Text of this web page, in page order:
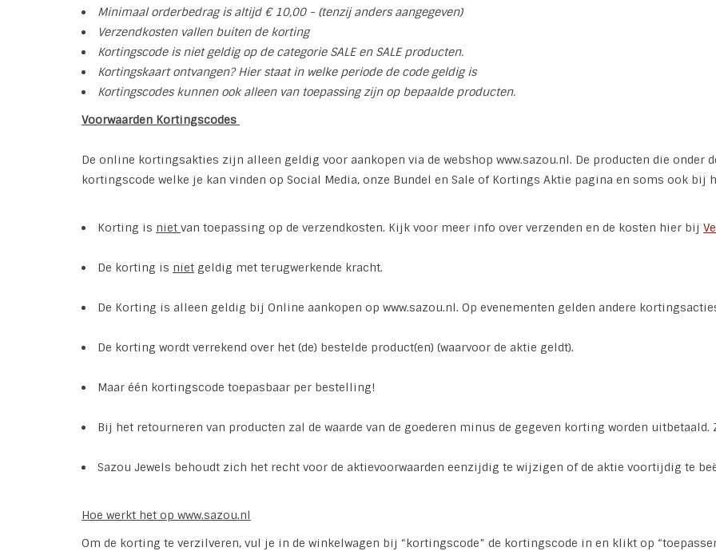
Minimaal orderbedrag is altijd € 10,00 - (tenzij anders aangegeven)
Verzendkosten vallen buiten de korting
Kortingscode is niet geldig op de categorie SALE en SALE producten.
Kortingskaart ontvangen? Hier staat in welke periode de code geldig is
Kortingscodes kunnen ook alleen van toepassing zijn op bepaalde producten.
Voorwaarden Kortingscodes
De online kortingsakties zijn alleen geldig voor aankopen via de webshop www.sazou.nl. De producten die onder
kortingscode welke je kan vinden op Social Media, onze Bundel en Sale of Kortings Aktie pagina en soms ook bij
Korting is niet van toepassing op de verzendkosten. Kijk voor meer info over verzenden en de kosten hier bij
De korting is niet geldig met terugwerkende kracht.
De Korting is alleen geldig bij Online aankopen op www.sazou.nl. Op evenementen gelden andere
De korting wordt verrekend over het (de) bestelde product(en) (waarvoor de aktie geldt).
Maar één kortingscode toepasbaar per bestelling!
Bij het retourneren van producten zal de waarde van de goederen minus de gegeven korting worden uitbetaald.
Sazou Jewels behoudt zich het recht voor de aktievoorwaarden eenzijdig te wijzigen of de aktie voortijdig te
Hoe werkt het op www.sazou.nl
Om de korting te verzilveren, vul je in de winkelwagen bij “kortingscode” de kortingscode in en klikt op